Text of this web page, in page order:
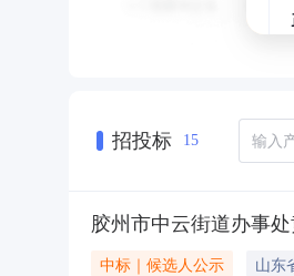
招投标 15
胶州市中云街道办事
中标｜候选人公示
山东